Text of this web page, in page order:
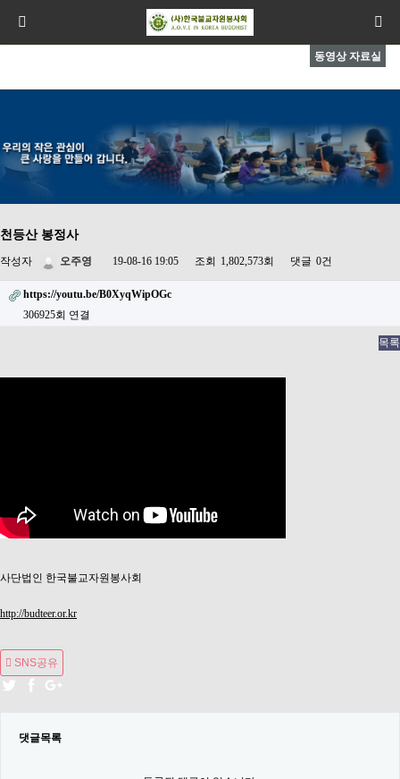
동영상 자료실
천등산 봉정사
작성자 오주영 19-08-16 19:05 조회 1,802,573회 댓글 0건
https://youtu.be/B0XyqWipOGc
306925회 연결
목록
사단법인 한국불교자원봉사회
http://budteer.or.kr
SNS공유
댓글목록